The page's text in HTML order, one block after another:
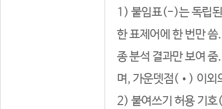
1) 붙임표(-)는 독립된
한 표제어에 한 번만
종 분석 결과만 보여
며, 가운뎃점(•) 이외
2) 붙여쓰기 허용 기호